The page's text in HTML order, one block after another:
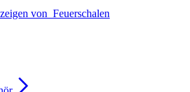
von Feuerschalen